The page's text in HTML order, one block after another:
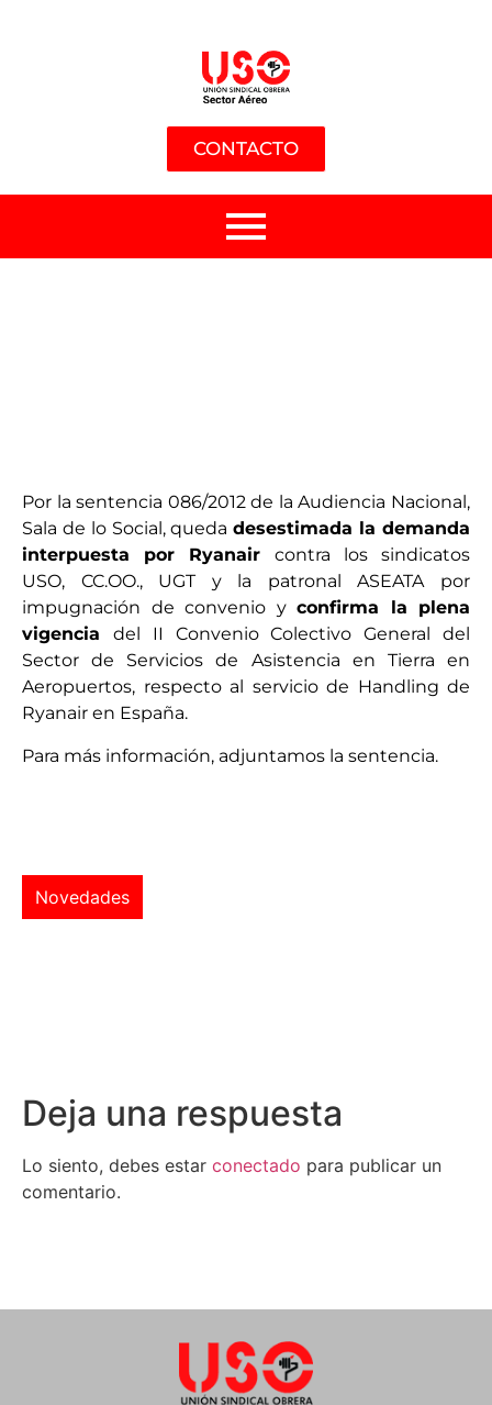
CONTACTO
Por la sentencia 086/2012 de la Audiencia Nacional,
Sala de lo Social, quedadesestimada la demanda
interpuesta por Ryanair contra los sindicatos
USO, CC.OO., UGT y la patronal ASEATA por
impugnación de convenio y confirma la plena
vigencia del II Convenio Colectivo General del
Sector de Servicios de Asistencia en Tierra en
Aeropuertos, respecto al servicio de Handling de
Ryanair en España.
Para más información, adjuntamos la sentencia.
Novedades
Deja una respuesta
Lo siento, debes estar conectado para publicar un
comentario.